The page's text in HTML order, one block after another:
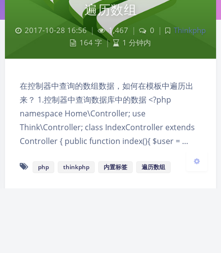
浅阴影 深阴影
关闭 日落
遍历数组
2017-10-28 16:56 | 1,467 | 0 |
Thinkphp
164 字 | 1 分钟内
在控制器中查询的数组数据，如何在模板中遍历出
来？ 1.控制器中查询数据库中的数据 <?php
namespace Home\Controller; use
Think\Controller; class IndexController extends
Controller { public function index(){ $user = …
php thinkphp 内置标签 遍历数组